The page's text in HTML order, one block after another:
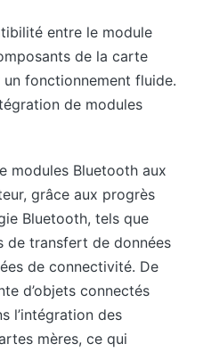
entre le module
de la carte
fonctionnement fluide.
de modules
modules Bluetooth aux
grâce aux progrès
Bluetooth, tels que
de transfert de données
de connectivité. De
d’objets connectés
l’intégration des
mères, ce qui